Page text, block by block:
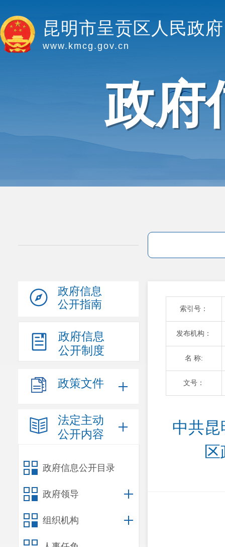
昆明市呈贡区人民政府
www.kmcg.gov.cn
政府
政府信息
公开指南
政府信息
公开制度
政策文件
法定主动
公开内容
政府信息公开目录
政府领导
组织机构
索引号：
发布机构：
名 称:
文号：
中共